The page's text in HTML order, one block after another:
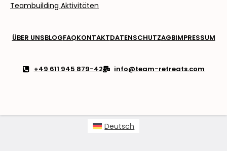
Teambuilding Aktivitäten
ÜBER UNSBLOGFAQKONTAKTDATENSCHUTZAGBIMPRESSUM
+49 611 945 879-42 info@team-retreats.com
Deutsch